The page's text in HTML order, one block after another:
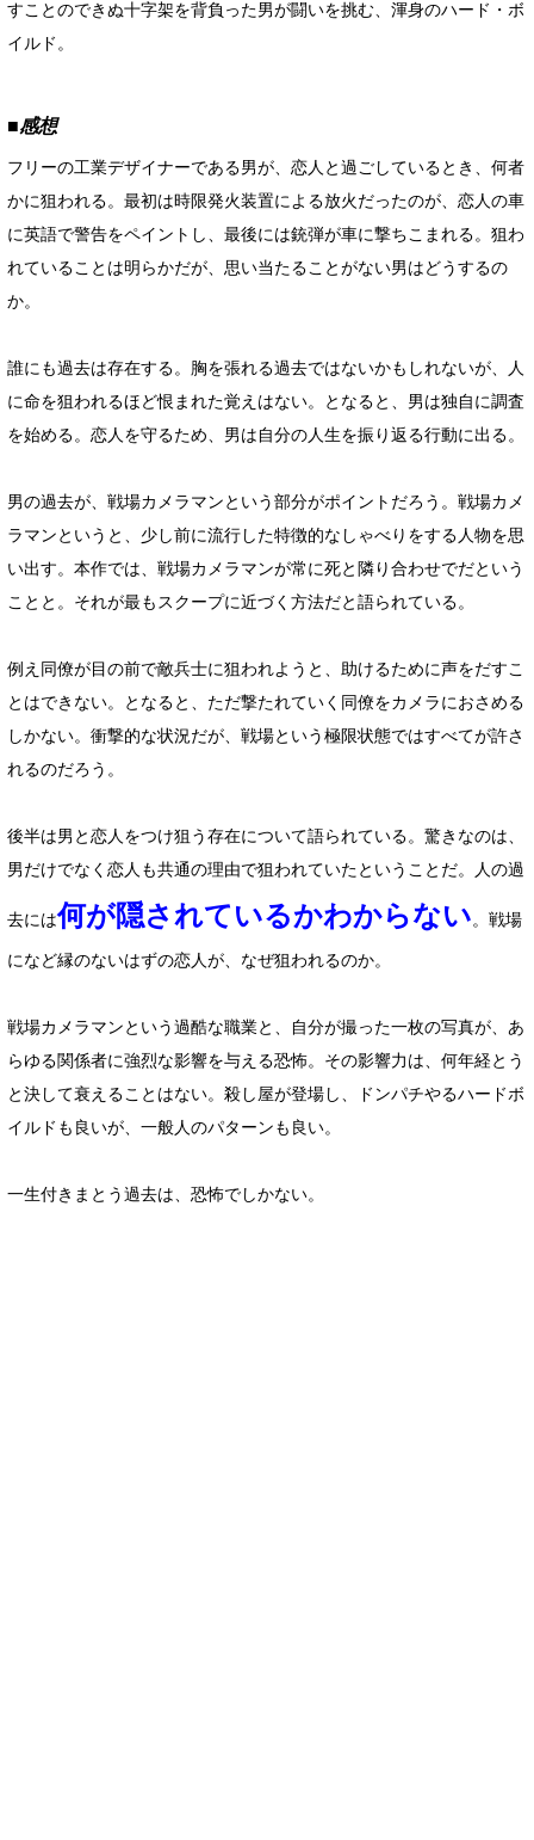
すことのできぬ十字架を背負った男が闘いを挑む、渾身のハード・ボ
イルド。
■感想
フリーの工業デザイナーである男が、恋人と過ごしているとき、何者
かに狙われる。最初は時限発火装置による放火だったのが、恋人の車
に英語で警告をペイントし、最後には銃弾が車に撃ちこまれる。狙わ
れていることは明らかだが、思い当たることがない男はどうするの
か。
誰にも過去は存在する。胸を張れる過去ではないかもしれないが、人
に命を狙われるほど恨まれた覚えはない。となると、男は独自に調査
を始める。恋人を守るため、男は自分の人生を振り返る行動に出る。
男の過去が、戦場カメラマンという部分がポイントだろう。戦場カメ
ラマンというと、少し前に流行した特徴的なしゃべりをする人物を思
い出す。本作では、戦場カメラマンが常に死と隣り合わせでだという
ことと。それが最もスクープに近づく方法だと語られている。
例え同僚が目の前で敵兵士に狙われようと、助けるために声をだすこ
とはできない。となると、ただ撃たれていく同僚をカメラにおさめる
しかない。衝撃的な状況だが、戦場という極限状態ではすべてが許さ
れるのだろう。
後半は男と恋人をつけ狙う存在について語られている。驚きなのは、
男だけでなく恋人も共通の理由で狙われていたということだ。人の過
去には何が隠されているかわからない。戦場
になど縁のないはずの恋人が、なぜ狙われるのか。
戦場カメラマンという過酷な職業と、自分が撮った一枚の写真が、あ
らゆる関係者に強烈な影響を与える恐怖。その影響力は、何年経とう
と決して衰えることはない。殺し屋が登場し、ドンパチやるハードボ
イルドも良いが、一般人のパターンも良い。
一生付きまとう過去は、恐怖でしかない。